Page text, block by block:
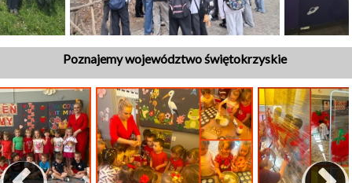
Poznajemy województwo świętokrzyskie